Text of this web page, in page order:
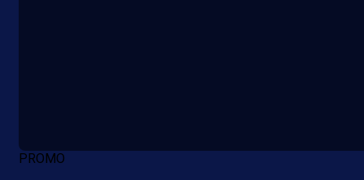
PROMO